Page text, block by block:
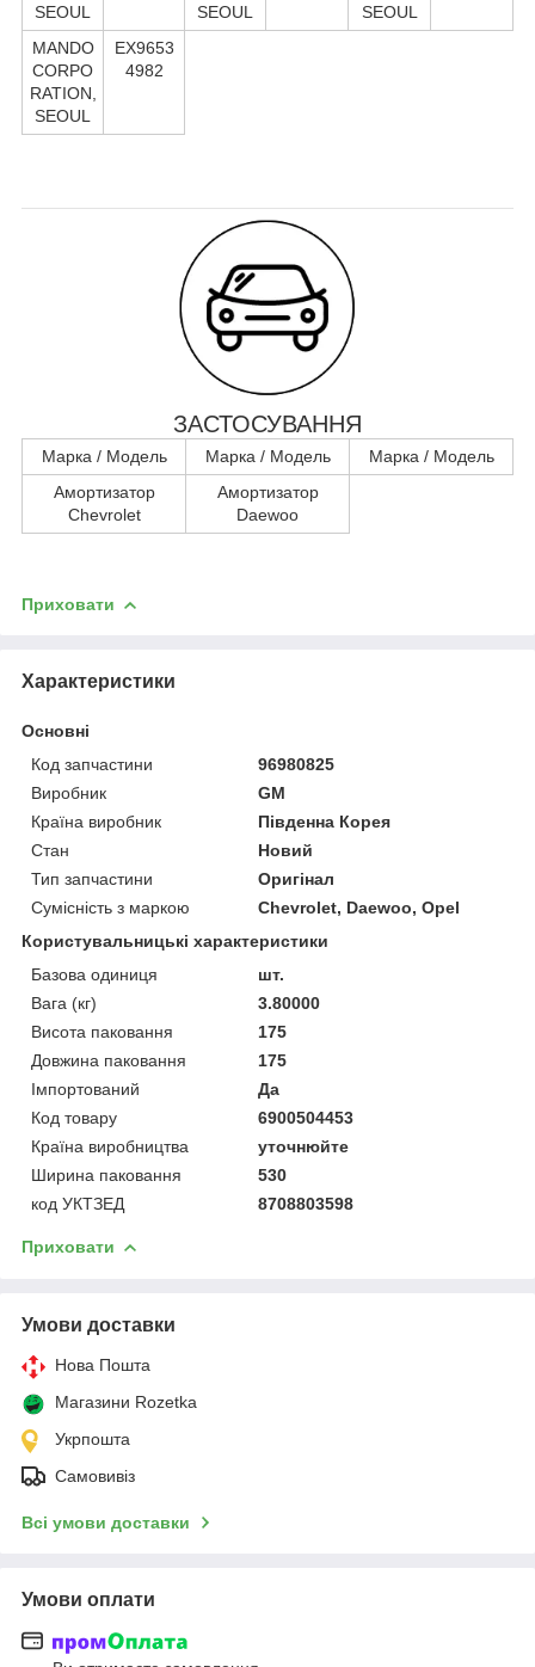
SEOUL
SEOUL
SEOUL
MANDO
CORPO
RATION,
SEOUL
EX9653
4982
ЗАСТОСУВАННЯ
Марка / Модель Марка / Модель
Марка / Модель
Амортизатор
Chevrolet
Амортизатор
Daewoo
Приховати
Характеристики
Основні
Код запчастини
96980825
Виробник
GM
Країна виробник
Південна Корея
Стан
Новий
Тип запчастини
Оригінал
Сумісність з маркою
Chevrolet, Daewoo, Opel
Користувальницькі характеристики
Базова одиниця
шт.
Вага (кг)
3.80000
Висота паковання
175
Довжина паковання
175
Імпортований
Да
Код товару
6900504453
Країна виробництва
уточнюйте
Ширина паковання
530
код УКТЗЕД
8708803598
Приховати
Умови доставки
Нова Пошта
Магазини Rozetka
Укрпошта
Самовивіз
Всі умови доставки
Умови оплати